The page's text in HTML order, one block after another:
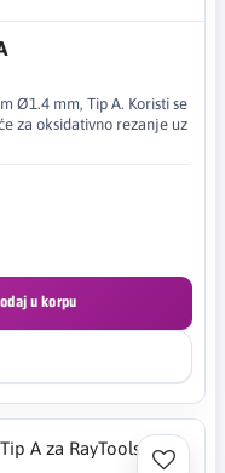
Ø1.4 mm, Tip A. Koristi se
za oksidativno rezanje uz
u korpu